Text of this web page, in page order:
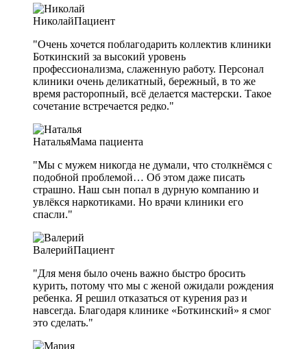
НиколайПациент
"Очень хочется поблагодарить коллектив клиники
Боткинский за высокий уровень
профессионализма, слаженную работу. Персонал
клиники очень деликатный, бережный, в то же
время расторопный, всё делается мастерски. Такое
сочетание встречается редко."
НатальяМама пациента
"Мы с мужем никогда не думали, что столкнёмся с
подобной проблемой… Об этом даже писать
страшно. Наш сын попал в дурную компанию и
увлёкся наркотиками. Но врачи клиники его
спасли."
ВалерийПациент
"Для меня было очень важно быстро бросить
курить, потому что мы с женой ожидали рождения
ребенка. Я решил отказаться от курения раз и
навсегда. Благодаря клинике «Боткинский» я смог
это сделать."